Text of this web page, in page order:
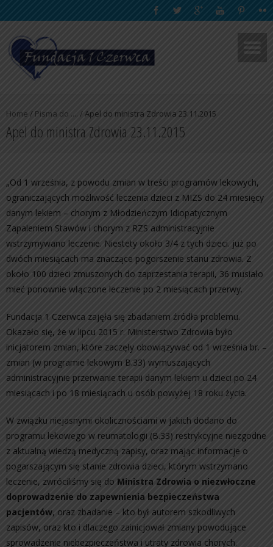
Home / Pisma do .... /Apel do ministra Zdrowia 23.11.2015
Apel do ministra Zdrowia 23.11.2015
„Od 1 września, z powodu zmian w treści programów lekowych,
ograniczających możliwość leczenia dzieci z MIZS do 24 miesięcy
danym lekiem – chorym z Młodzieńczym Idiopatycznym
Zapaleniem Stawów i chorym z RZS administracyjnie
wstrzymywano leczenie. Niestety około 3/4 z tych dzieci. już po
dwóch miesiącach ma znaczące pogorszenie stanu zdrowia. Z
około 100 dzieci zmuszonych do zaprzestania terapii, 36 musiało
mieć ponownie włączone leczenie po 2 miesiącach przerwy.
Fundacja 1 Czerwca zajęła się zbadaniem źródła problemu.
Okazało się, że w lipcu 2015 r. Ministerstwo Zdrowia było
inicjatorem zmian, które zaczęły obowiązywać od 1 września br. –
zmian (w programie lekowym B.33) wymuszających
administracyjnie przerwanie terapii danym lekiem u dzieci po 24
miesiącach i po 18 miesiącach u osób powyżej 18 roku życia.
W związku niejasnymi okolicznościami w jakich dodano do
programu lekowego w reumatologii (B.33) restrykcyjne niezgodne
z aktualną wiedzą medyczną zapisy, oraz mając informacje o
pogarszającym się stanie zdrowia dzieci, którym wstrzymano
leczenie, zwróciliśmy się do Ministra Zdrowia o niezwłoczne
doprowadzenie do zapewnienia bezpieczeństwa
pacjentów, oraz zbadanie – kto był autorem szkodliwych
zapisów, oraz kto i dlaczego zainicjował zmiany powodujące
sprowadzenie niebezpieczeństwa i utraty zdrowia chorych.